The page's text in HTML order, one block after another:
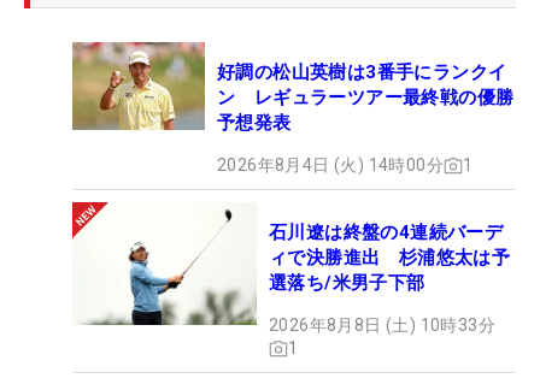
好調の松山英樹は3番手にランクイ
ン レギュラーツアー最終戦の優勝
予想発表
2026年8月4日 (火) 14時00分 1
石川遼は終盤の4連続バーデ
ィで決勝進出 杉浦悠太は予
選落ち/米男子下部
2026年8月8日 (土) 10時33分
1